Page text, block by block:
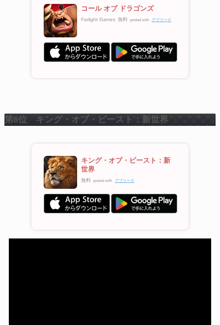
コール オブ ドラゴンズ
Farlight Games 無料 posted with アプリーチ
第6位 キング・オブ・ビースト：新世界
キング・オブ・ビースト：新
世界
無料 posted with アプリーチ